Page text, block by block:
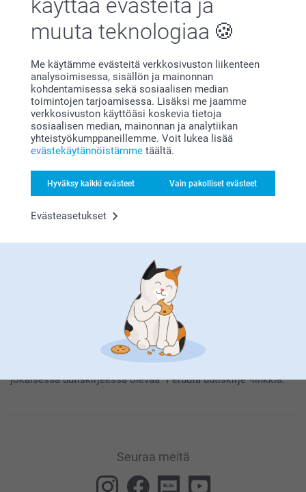
käyttää evästeitä ja
muuta teknologiaa
Me käytämme evästeitä verkkosivuston liikenteen
analysoimisessa, sisällön ja mainonnan
kohdentamisessa sekä sosiaalisen median
toimintojen tarjoamisessa. Lisäksi me jaamme
verkkosivuston käyttöäsi koskevia tietoja
sosiaalisen median, mainonnan ja analytiikan
yhteistyökumppaneillemme. Voit lukea lisää
evästekäytännöistämme täältä.
Hyväksy kaikki evästeet Vain pakolliset evästeet
Evästeasetukset
Olemme täällä sinun vuoksesi
Tilaa uutiskirje
Kirjoita sähköpostiosoitteesi tähän
Rekisteröidy
Tilaamalla uutiskirjeemme saat tietoa tuotteistamme ja
erikoistarjouksistamme, ja hyväksyt näin
Yleisen Tietosuojalausumamme.
Voit koska tahansa irtisanoa tilauksen klikkaamalla
jokaisessa uutiskirjeessä olevaa “Peruuta uutiskirje”-linkkiä.
Seuraa meitä